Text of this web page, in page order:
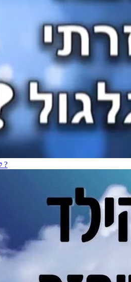
למה חזרתי בגלגול ?